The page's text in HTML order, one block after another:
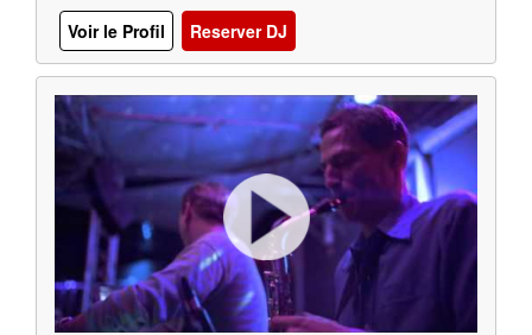
Voir le Profil
Reserver DJ